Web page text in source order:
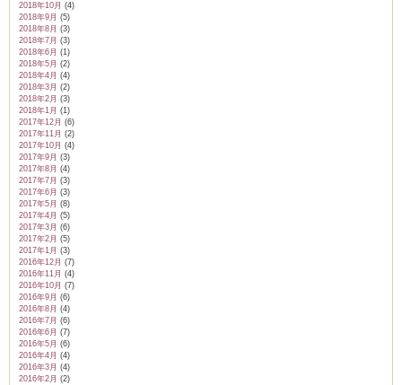
2018年10月 (4)
2018年9月 (5)
2018年8月 (3)
2018年7月 (3)
2018年6月 (1)
2018年5月 (2)
2018年4月 (4)
2018年3月 (2)
2018年2月 (3)
2018年1月 (1)
2017年12月 (6)
2017年11月 (2)
2017年10月 (4)
2017年9月 (3)
2017年8月 (4)
2017年7月 (3)
2017年6月 (3)
2017年5月 (8)
2017年4月 (5)
2017年3月 (6)
2017年2月 (5)
2017年1月 (3)
2016年12月 (7)
2016年11月 (4)
2016年10月 (7)
2016年9月 (6)
2016年8月 (4)
2016年7月 (6)
2016年6月 (7)
2016年5月 (6)
2016年4月 (4)
2016年3月 (4)
2016年2月 (2)